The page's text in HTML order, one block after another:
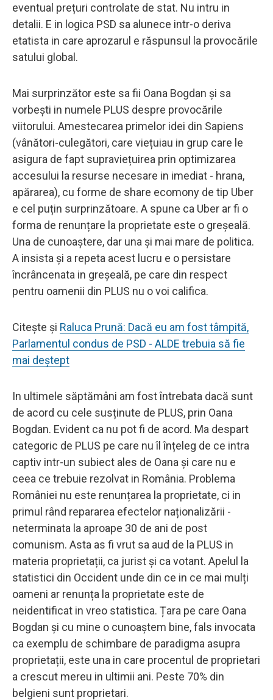
eventual prețuri controlate de stat. Nu intru in
detalii. E in logica PSD sa alunece intr-o deriva
etatista in care aprozarul e răspunsul la provocările
satului global.
Mai surprinzător este sa fii Oana Bogdan și sa
vorbești in numele PLUS despre provocările
viitorului. Amestecarea primelor idei din Sapiens
(vânători-culegători, care viețuiau in grup care le
asigura de fapt supraviețuirea prin optimizarea
accesului la resurse necesare in imediat - hrana,
apărarea), cu forme de share ecomony de tip Uber
e cel puțin surprinzătoare. A spune ca Uber ar fi o
forma de renunțare la proprietate este o greșeală.
Una de cunoaștere, dar una și mai mare de politica.
A insista și a repeta acest lucru e o persistare
încrâncenata in greșeală, pe care din respect
pentru oamenii din PLUS nu o voi califica.
Citește și Raluca Prună: Dacă eu am fost tâmpită,
Parlamentul condus de PSD - ALDE trebuia să fie
mai deștept
In ultimele săptămâni am fost întrebata dacă sunt
de acord cu cele susținute de PLUS, prin Oana
Bogdan. Evident ca nu pot fi de acord. Ma despart
categoric de PLUS pe care nu îl înțeleg de ce intra
captiv intr-un subiect ales de Oana și care nu e
ceea ce trebuie rezolvat in România. Problema
României nu este renunțarea la proprietate, ci in
primul rând repararea efectelor naționalizării -
neterminata la aproape 30 de ani de post
comunism. Asta as fi vrut sa aud de la PLUS in
materia proprietații, ca jurist și ca votant. Apelul la
statistici din Occident unde din ce in ce mai mulți
oameni ar renunța la proprietate este de
neidentificat in vreo statistica. Țara pe care Oana
Bogdan și cu mine o cunoaștem bine, fals invocata
ca exemplu de schimbare de paradigma asupra
proprietații, este una in care procentul de proprietari
a crescut mereu in ultimii ani. Peste 70% din
belgieni sunt proprietari.